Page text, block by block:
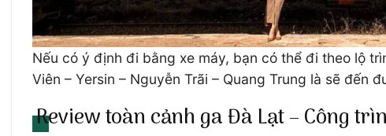
Nếu có ý định đi bằng xe máy, bạn có thể đi theo lộ
Viên – Yersin – Nguyễn Trãi – Quang Trung là sẽ đến
Review toàn cảnh ga Đà Lạt – Công